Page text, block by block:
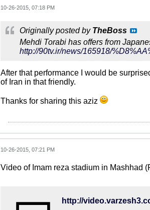
10-26-2015, 07:18 PM
Originally posted by TheBoss
Mehdi Torabi has offers from
http://90tv.ir/news/165918/
After that performance I would be
of Iran in that friendly.
Thanks for sharing this aziz
10-26-2015, 07:21 PM
Video of Imam reza stadium in Mashhad